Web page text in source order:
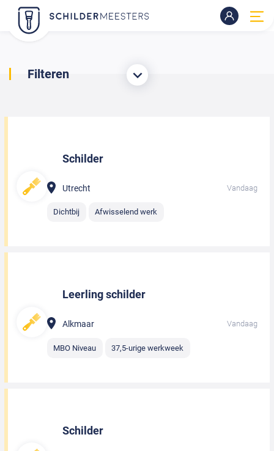
Filteren
Schilder
Utrecht Vandaag
Dichtbij Afwisselend werk
Leerling schilder
Alkmaar Vandaag
MBO Niveau 37,5-urige werkweek
Schilder